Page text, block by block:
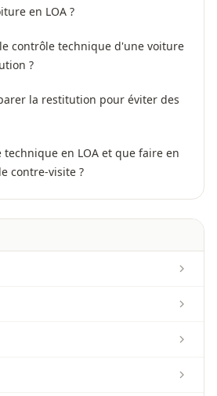
en LOA ?
contrôle technique d'une voiture
?
la restitution pour éviter des
en LOA et que faire en
contre-visite ?